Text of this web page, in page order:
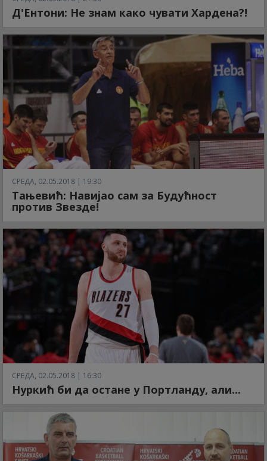
Д'Ентони: Не знам како чувати Хардена?!
СРЕДА, 02.05.2018 | 19:30
Тањевић: Навијао сам за Будућност
против Звезде!
СРЕДА, 02.05.2018 | 16:30
Нуркић би да остане у Портланду, али...